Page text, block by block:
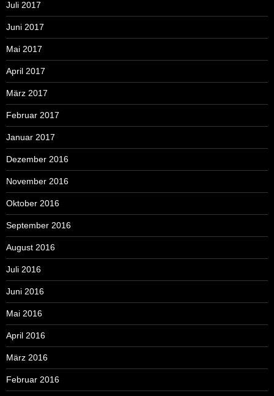
Juli 2017
Juni 2017
Mai 2017
April 2017
März 2017
Februar 2017
Januar 2017
Dezember 2016
November 2016
Oktober 2016
September 2016
August 2016
Juli 2016
Juni 2016
Mai 2016
April 2016
März 2016
Februar 2016